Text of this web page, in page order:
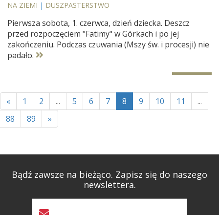
NA ZIEMI | DUSZPASTERSTWO
Pierwsza sobota, 1. czerwca, dzień dziecka. Deszcz
przed rozpoczęciem "Fatimy" w Górkach i po jej
zakończeniu. Podczas czuwania (Mszy św. i procesji) nie
padało.
« 1 2 ... 5 6 7 8 9 10 11
...
88
89 »
Bądź zawsze na bieżąco. Zapisz się do naszego
newslettera.